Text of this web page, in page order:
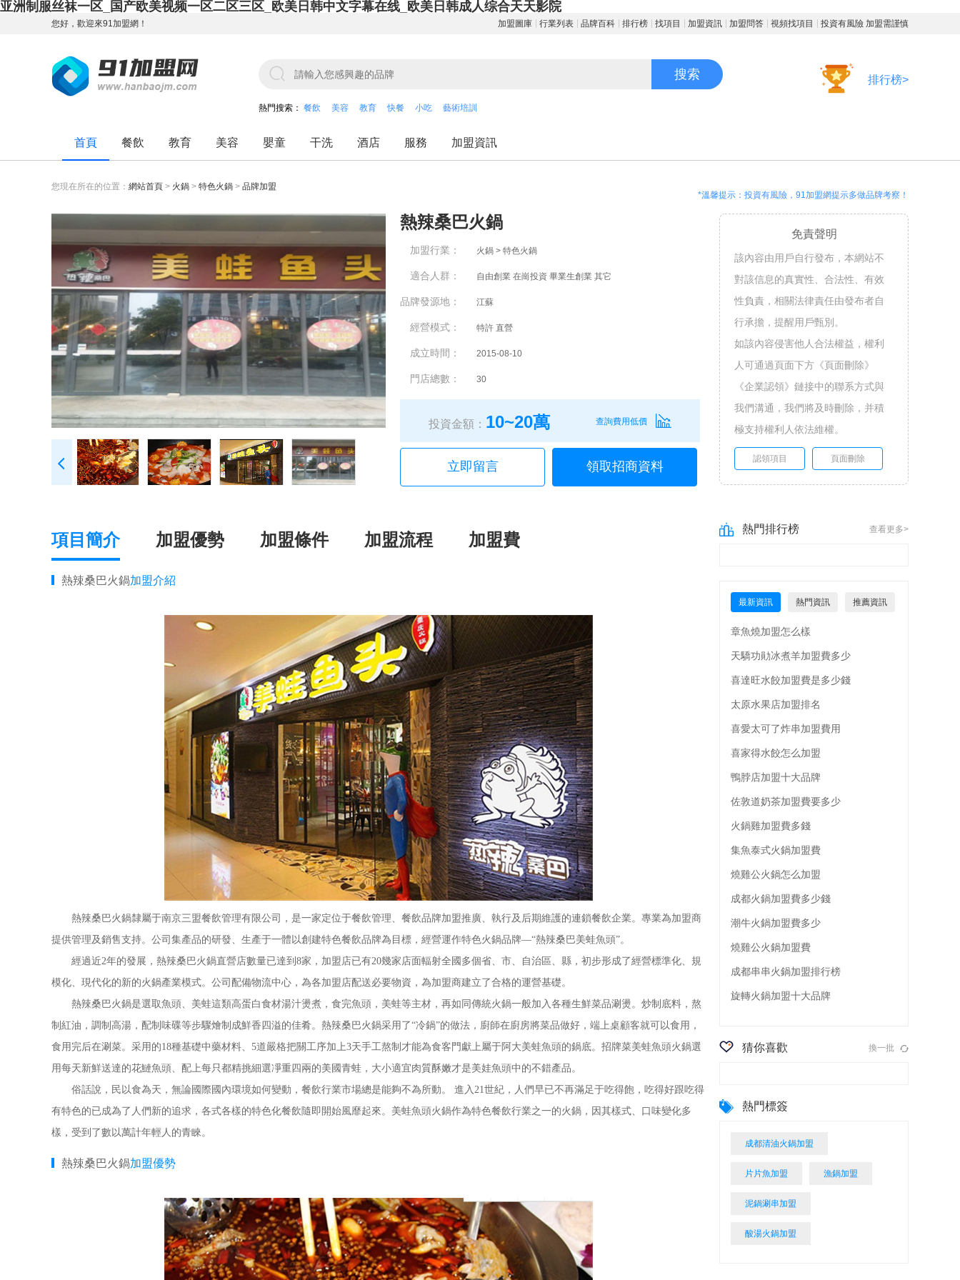
亚洲制服丝袜一区_国产欧美视频一区二区三区_欧美日韩中文字幕在线_欧美日韩成人综合天天影院
您好，歡迎來91加盟網！ 加盟圖庫 行業列表 品牌百科 排行榜 找項目 加盟資訊 加盟問答 視頻找項目 投資有風險 加盟需謹慎
搜索
熱門搜索： 餐飲 美容 教育 快餐 小吃 藝術培訓
排行榜>
首頁 餐飲 教育 美容 嬰童 干洗 酒店 服務 加盟資訊
您現在所在的位置： 網站首頁 > 火鍋 > 特色火鍋 > 品牌加盟
*溫馨提示：投資有風險，91加盟網提示多做品牌考察！
熱辣桑巴火鍋
加盟行業： 火鍋 > 特色火鍋
適合人群： 自由創業 在崗投資 畢業生創業 其它
品牌發源地： 江蘇
經營模式： 特許 直營
成立時間： 2015-08-10
門店總數： 30
投資金額： 10~20萬 查詢費用低價
立即留言 領取招商資料
免責聲明
該內容由用戶自行發布，本網站不
對該信息的真實性、合法性、有效
性負責，相關法律責任由發布者自
行承擔，提醒用戶甄別。
如該內容侵害他人合法權益，權利
人可通過頁面下方《頁面刪除》
《企業認領》鏈接中的聯系方式與
我們溝通，我們將及時刪除，并積
極支持權利人依法維權。
認領項目 頁面刪除
項目簡介 加盟優勢 加盟條件 加盟流程 加盟費
熱辣桑巴火鍋加盟介紹
熱辣桑巴火鍋隸屬于南京三盟餐飲管理有限公司，是一家定位于餐飲管理、餐飲品牌加盟推廣、執行及后期維護的連鎖餐飲企業。專業為加盟商
提供管理及銷售支持。公司集產品的研發、生產于一體以創建特色餐飲品牌為目標，經營運作特色火鍋品牌—“熱辣桑巴美蛙魚頭”。
經過近2年的發展，熱辣桑巴火鍋直營店數量已達到8家，加盟店已有20幾家店面輻射全國多個省、市、自治區、縣，初步形成了經營標準化、規
模化、現代化的新的火鍋產業模式。公司配備物流中心，為各加盟店配送必要物資，為加盟商建立了合格的運營基礎。
熱辣桑巴火鍋是選取魚頭、美蛙這類高蛋白食材湯汁燙煮，食完魚頭，美蛙等主材，再如同傳統火鍋一般加入各種生鮮菜品涮燙。炒制底料，熬
制紅油，調制高湯，配制味碟等步驟燴制成鮮香四溢的佳肴。熱辣桑巴火鍋采用了“冷鍋”的做法，廚師在廚房將菜品做好，端上桌顧客就可以食用，
食用完后在涮菜。采用的18種基礎中藥材料、5道嚴格把關工序加上3天手工熬制才能為食客門獻上屬于阿大美蛙魚頭的鍋底。招牌菜美蛙魚頭火鍋選
用每天新鮮送達的花鰱魚頭、配上每只都精挑細選凈重四兩的美國青蛙，大小適宜肉質酥嫩才是美娃魚頭中的不錯產品。
俗話說，民以食為天，無論國際國內環境如何變動，餐飲行業市場總是能夠不為所動。 進入21世紀，人們早已不再滿足于吃得飽，吃得好跟吃得
有特色的已成為了人們新的追求，各式各樣的特色化餐飲隨即開始風靡起來。美蛙魚頭火鍋作為特色餐飲行業之一的火鍋，因其樣式、口味變化多
樣，受到了數以萬計年輕人的青睞。
熱辣桑巴火鍋加盟優勢
熱門排行榜 查看更多>
最新資訊 熱門資訊 推薦資訊
章魚燒加盟怎么樣
天驕功勛冰煮羊加盟費多少
喜達旺水餃加盟費是多少錢
太原水果店加盟排名
喜愛太可了炸串加盟費用
喜家得水餃怎么加盟
鴨脖店加盟十大品牌
佐敦道奶茶加盟費要多少
火鍋雞加盟費多錢
集魚泰式火鍋加盟費
燒雞公火鍋怎么加盟
成都火鍋加盟費多少錢
潮牛火鍋加盟費多少
燒雞公火鍋加盟費
成都串串火鍋加盟排行榜
旋轉火鍋加盟十大品牌
猜你喜歡 換一批
熱門標簽
成都清油火鍋加盟
片片魚加盟 漁鍋加盟
泥鍋涮串加盟
酸湯火鍋加盟